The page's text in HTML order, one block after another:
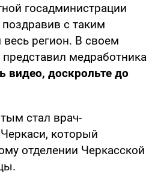
госадминистрации
поздравив с таким
регион. В своем
медработника
видео, доскрольте до
стал врач-
который
отделении Черкасской